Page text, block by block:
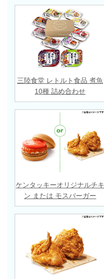
三陸食堂 レトルト食品 煮魚
10種 詰め合わせ
ケンタッキーオリジナルチキ
ン または モスバーガー